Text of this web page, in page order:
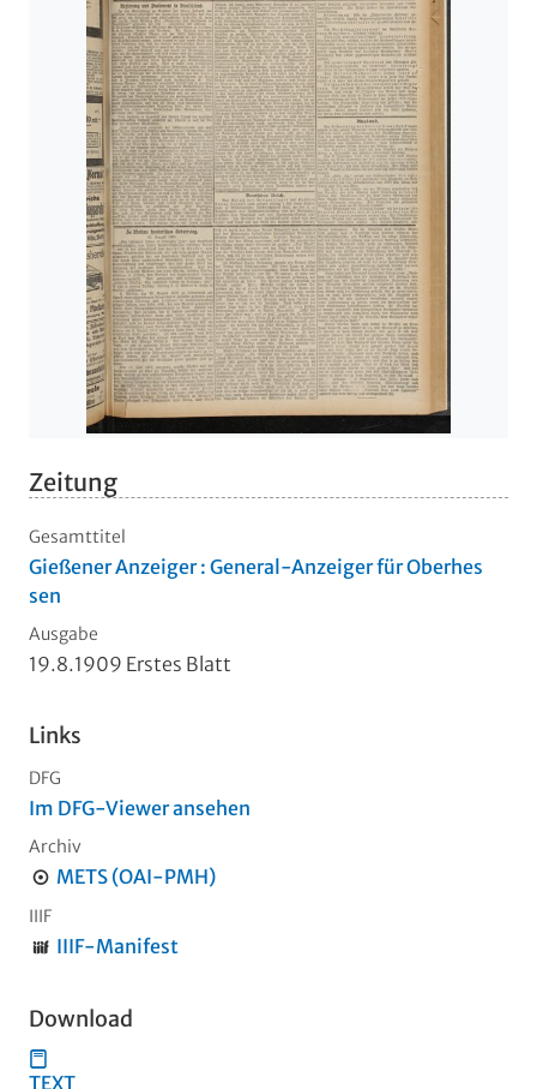
Zeitung
Gesamttitel
Gießener Anzeiger : General-Anzeiger für Oberhes
sen
Ausgabe
19.8.1909 Erstes Blatt
Links
DFG
Im DFG-Viewer ansehen
Archiv
METS (OAI-PMH)
IIIF
IIIF-Manifest
Download
TEXT